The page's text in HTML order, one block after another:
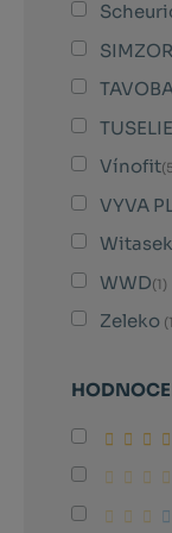
SIMZOR
TUSELIE
Vínofit
VYVA
Witasek
WWD(1)
Zeleko